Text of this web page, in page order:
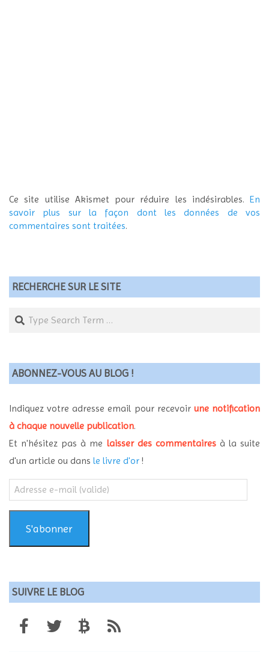
Ce site utilise Akismet pour réduire les indésirables. En
savoir plus sur la façon dont les données de vos
commentaires sont traitées.
RECHERCHE SUR LE SITE
Search
ABONNEZ-VOUS AU BLOG !
Indiquez votre adresse email pour recevoir une notification
à chaque nouvelle publication.
Et n'hésitez pas à me laisser des commentairesà la suite
d'un article ou dans le livre d'or !
Adresse
e-
mail
(valide)S'abonner
SUIVRE LE BLOG